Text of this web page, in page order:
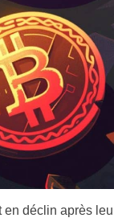
en déclin après